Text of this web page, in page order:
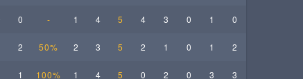
0 - 1 4 5 4 3 0 1
0
2 50% 2 3 5 2 1 0 1
2
1 100% 1 4 5 0 2 0 3
3